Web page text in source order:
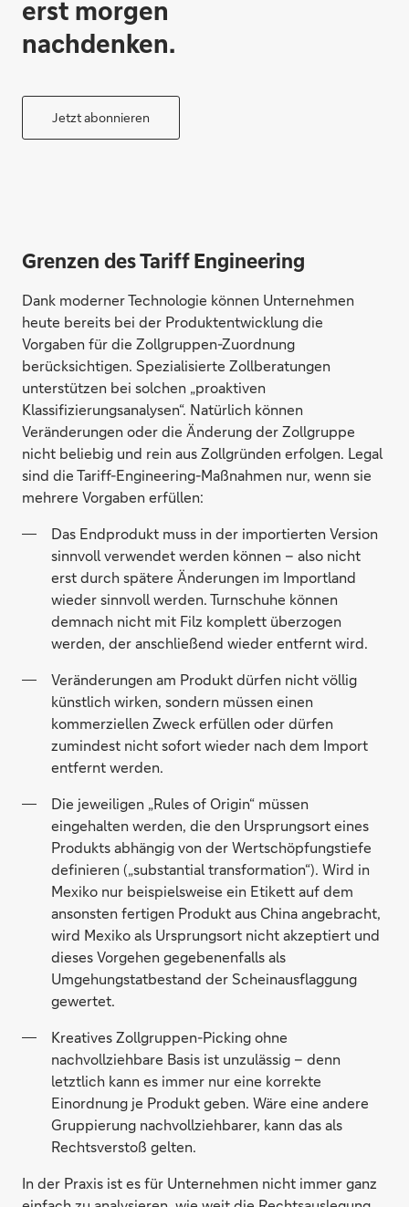
erst morgen
nachdenken.
Jetzt abonnieren
Grenzen des Tariff Engineering
Dank moderner Technologie können Unternehmen
heute bereits bei der Produktentwicklung die
Vorgaben für die Zollgruppen-Zuordnung
berücksichtigen. Spezialisierte Zollberatungen
unterstützen bei solchen „proaktiven
Klassifizierungsanalysen“. Natürlich können
Veränderungen oder die Änderung der Zollgruppe
nicht beliebig und rein aus Zollgründen erfolgen. Legal
sind die Tariff-Engineering-Maßnahmen nur, wenn sie
mehrere Vorgaben erfüllen:
Das Endprodukt muss in der importierten Version
sinnvoll verwendet werden können – also nicht
erst durch spätere Änderungen im Importland
wieder sinnvoll werden. Turnschuhe können
demnach nicht mit Filz komplett überzogen
werden, der anschließend wieder entfernt wird.
Veränderungen am Produkt dürfen nicht völlig
künstlich wirken, sondern müssen einen
kommerziellen Zweck erfüllen oder dürfen
zumindest nicht sofort wieder nach dem Import
entfernt werden.
Die jeweiligen „Rules of Origin“ müssen
eingehalten werden, die den Ursprungsort eines
Produkts abhängig von der Wertschöpfungstiefe
definieren („substantial transformation“). Wird in
Mexiko nur beispielsweise ein Etikett auf dem
ansonsten fertigen Produkt aus China angebracht,
wird Mexiko als Ursprungsort nicht akzeptiert und
dieses Vorgehen gegebenenfalls als
Umgehungstatbestand der Scheinausflaggung
gewertet.
Kreatives Zollgruppen-Picking ohne
nachvollziehbare Basis ist unzulässig – denn
letztlich kann es immer nur eine korrekte
Einordnung je Produkt geben. Wäre eine andere
Gruppierung nachvollziehbarer, kann das als
Rechtsverstoß gelten.
In der Praxis ist es für Unternehmen nicht immer ganz